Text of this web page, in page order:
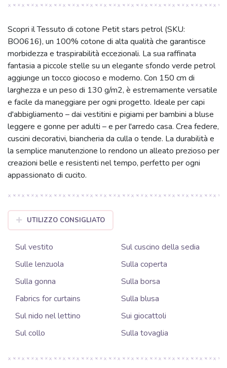
Scopri il Tessuto di cotone Petit stars petrol (SKU:
BO0616), un 100% cotone di alta qualità che garantisce
morbidezza e traspirabilità eccezionali. La sua raffinata
fantasia a piccole stelle su un elegante sfondo verde petrol
aggiunge un tocco giocoso e moderno. Con 150 cm di
larghezza e un peso di 130 g/m2, è estremamente versatile
e facile da maneggiare per ogni progetto. Ideale per capi
d'abbigliamento – dai vestitini e pigiami per bambini a bluse
leggere e gonne per adulti – e per l'arredo casa. Crea federe,
cuscini decorativi, biancheria da culla o tende. La durabilità e
la semplice manutenzione lo rendono un alleato prezioso per
creazioni belle e resistenti nel tempo, perfetto per ogni
appassionato di cucito.
UTILIZZO CONSIGLIATO
Sul vestito
Sul cuscino della sedia
Sulle lenzuola
Sulla coperta
Sulla gonna
Sulla borsa
Fabrics for curtains
Sulla blusa
Sul nido nel lettino
Sui giocattoli
Sul collo
Sulla tovaglia